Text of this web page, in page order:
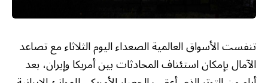
تنفست الأسواق العالمية الصعداء اليوم الثلاثاء مع تصاعد
الآمال بإمكان استئناف المحادثات بين أمريكا وإيران، بعد